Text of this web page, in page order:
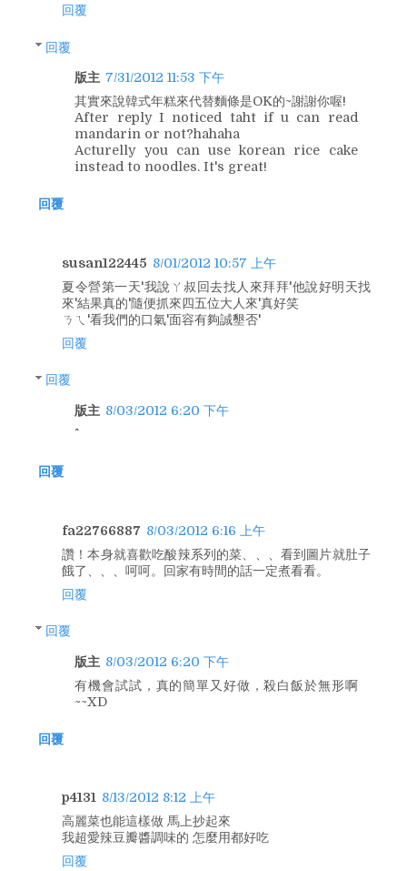
回覆
回覆
版主 7/31/2012 11:53 下午
其實來說韓式年糕來代替麵條是OK的~謝謝你喔!
After reply I noticed taht if u can read
mandarin or not?hahaha
Acturelly you can use korean rice cake
instead to noodles. It's great!
回覆
susan122445 8/01/2012 10:57 上午
夏令營第一天'我說ㄚ叔回去找人來拜拜'他說好明天找
來'結果真的'隨便抓來四五位大人來'真好笑
ㄋㄟ'看我們的口氣'面容有夠誠墾否'
回覆
回覆
版主 8/03/2012 6:20 下午
回覆
fa22766887 8/03/2012 6:16 上午
讚！本身就喜歡吃酸辣系列的菜、、、看到圖片就肚子
餓了、、、呵呵。回家有時間的話一定煮看看。
回覆
回覆
版主 8/03/2012 6:20 下午
有機會試試，真的簡單又好做，殺白飯於無形啊
~~XD
回覆
p4131 8/13/2012 8:12 上午
高麗菜也能這樣做 馬上抄起來
我超愛辣豆瓣醬調味的 怎麼用都好吃
回覆